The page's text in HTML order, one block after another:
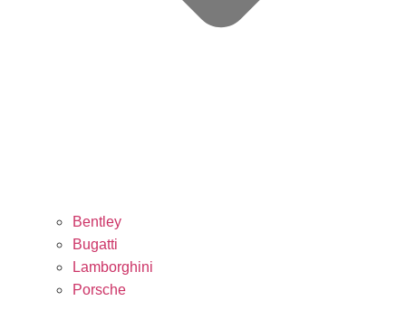
Bentley
Bugatti
Lamborghini
Porsche